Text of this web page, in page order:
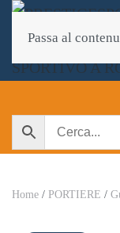
Passa al
Home / PORTIERE /